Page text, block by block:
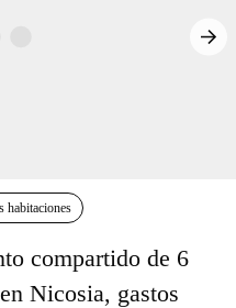
habitaciones
compartido de 6
Nicosia, gastos